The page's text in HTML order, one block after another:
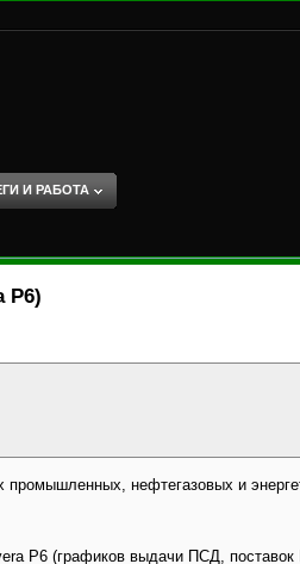
И РАБОТА
P6)
нефтегазовых и
P6 (графиков выдачи ПСД,